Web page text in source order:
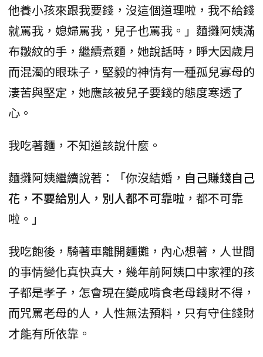
他養小孩來跟我要錢，沒這個道理啦，我不給錢
就罵我，媳婦罵我，兒子也罵我。」麵攤阿姨滿
布皺紋的手，繼續煮麵，她說話時，睜大因歲月
而混濁的眼珠子，堅毅的神情有一種孤兒寡母的
淒苦與堅定，她應該被兒子要錢的態度寒透了
心。
我吃著麵，不知道該說什麼。
麵攤阿姨繼續說著：「你沒結婚， 自己賺錢自己
花，不要給別人，別人都不可靠啦 ，都不可靠
啦。」
我吃飽後，騎著車離開麵攤，內心想著，人世間
的事情變化真快真大，幾年前阿姨口中家裡的孩
子都是孝子，怎會現在變成啃食老母錢財不得，
而咒罵老母的人，人性無法預料，只有守住錢財
才能有所依靠。